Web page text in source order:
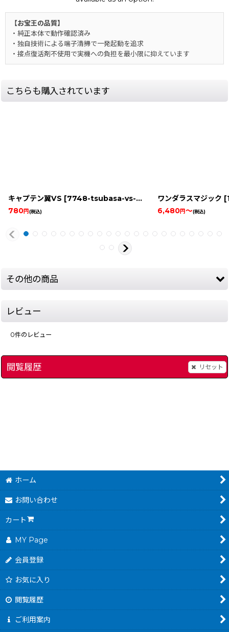
【お宝王の品質】
・純正本体で動作確認済み
・独自技術による端子清掃で一発起動を追求
・接点復活剤不使用で実機への負担を最小限に抑えています
こちらも購入されています
キャプテン翼VS [7748-tsubasa-vs-game-boy ]
780円(税込)
ワンダラスマジック [
6,480円～(税込)
その他の商品
レビュー
0件のレビュー
閲覧履歴 リセット
ホーム
お問い合わせ
カート
MY Page
会員登録
お気に入り
閲覧履歴
ご利用案内